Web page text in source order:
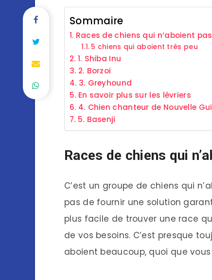
Sommaire
Races de chiens qui n’aboient
5 chiens qui aboient très peu
1. Shiba Inu
2. Borzoi
3. Greyhound
En savoir plus sur les lévriers
4. Chien chanteur de Nouvelle
5. Basenji
Races de chiens qui
C’est un groupe de chiens qui
pas de fournir une solution
plus facile de trouver une race
de vos besoins. C’est presque
aboient beaucoup, quoi que